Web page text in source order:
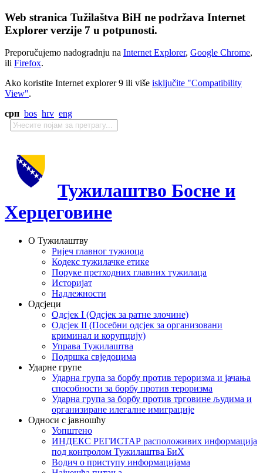
Web stranica Tužilaštva BiH ne podržava Internet
Explorer verzije 7 u potpunosti.
Preporučujemo nadogradnju na Internet Explorer, Google Chrome,
ili Firefox.
Ako koristite Internet explorer 9 ili više isključite "Compatibility
View".
срп bos hrv eng
Тужилаштво Босне и
Херцеговине
О Тужилаштву
Ријеч главног тужиоца
Кодекс тужилачке етике
Поруке претходних главних тужилаца
Историјат
Надлежности
Одсјеци
Одсјек I (Одсјек за ратне злочине)
Одсјек II (Посебни одсјек за организовани
криминал и корупцију)
Управа Тужилаштва
Подршка свједоцима
Ударне групе
Ударна група за борбу против тероризма и јачања
способности за борбу против тероризма
Ударна група за борбу против трговине људима и
организиране илегалне имиграције
Односи с јавношћу
Уопштено
ИНДЕКС РЕГИСТАР расположивих информација
под контролом Тужилаштва БиХ
Водич о приступу информацијама